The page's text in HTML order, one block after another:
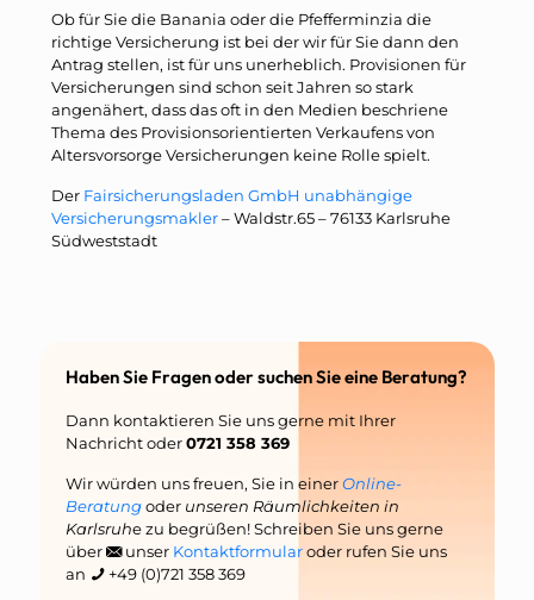
Ob für Sie die Banania oder die Pfefferminzia die
richtige Versicherung ist bei der wir für Sie dann den
Antrag stellen, ist für uns unerheblich. Provisionen für
Versicherungen sind schon seit Jahren so stark
angenähert, dass das oft in den Medien beschriene
Thema des Provisionsorientierten Verkaufens von
Altersvorsorge Versicherungen keine Rolle spielt.
Der Fairsicherungsladen GmbH unabhängige
Versicherungsmakler– Waldstr.65 – 76133 Karlsruhe
Südweststadt
Haben Sie Fragen oder suchen Sie eine Beratung?
Dann kontaktieren Sie uns gerne mit Ihrer
Nachricht oder0721 358 369
Wir würden uns freuen, Sie in einerOnline-
Beratungoder unseren Räumlichkeiten in
Karlsruhe zu begrüßen! Schreiben Sie uns gerne
über
unser Kontaktformularoder rufen Sie uns
an
+49 (0)721 358 369